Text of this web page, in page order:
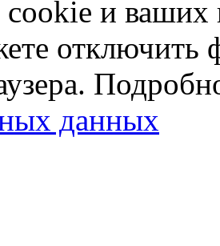
cookie и
отключить
данных